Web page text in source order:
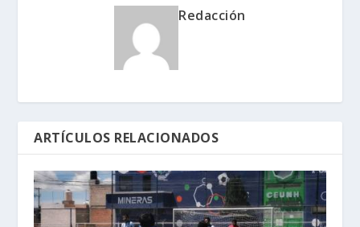
Redacción
ARTÍCULOS RELACIONADOS